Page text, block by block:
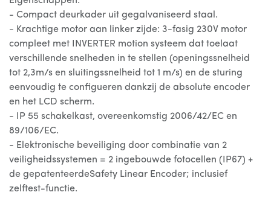
- Compact deurkader uit gegalvaniseerd staal.
- Krachtige motor aan linker zijde: 3-fasig 230V motor
compleet met INVERTER motion systeem dat toelaat
verschillende snelheden in te stellen (openingssnelheid
tot 2,3m/s en sluitingssnelheid tot 1 m/s) en de sturing
eenvoudig te configueren dankzij de absolute encoder
en het LCD scherm.
- IP 55 schakelkast, overeenkomstig 2006/42/EC en
89/106/EC.
- Elektronische beveiliging door combinatie van 2
veiligheidssystemen = 2 ingebouwde fotocellen (IP67) +
de gepatenteerdeSafety Linear Encoder; inclusief
zelftest-functie.